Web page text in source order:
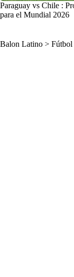
Paraguay vs Chile :
para el Mundial 2026
Balon Latino > Fútbol